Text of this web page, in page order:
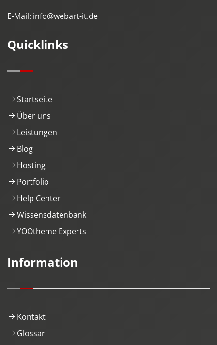
E-Mail: info@webart-it.de
Quicklinks
Startseite
Über uns
Leistungen
Blog
Hosting
Portfolio
Help Center
Wissensdatenbank
YOOtheme Experts
Information
Kontakt
Glossar